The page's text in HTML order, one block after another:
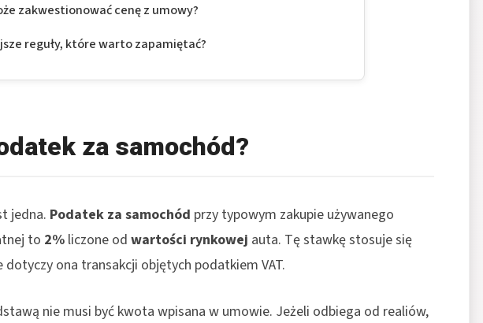
zakwestionować cenę z umowy?
reguły, które warto zapamiętać?
za samochód?
jedna. Podatek za samochód przy typowym zakupie używanego
to 2% liczone od wartości rynkowej auta. Tę stawkę stosuje się
dotyczy ona transakcji objętych podatkiem VAT.
nie musi być kwota wpisana w umowie. Jeżeli odbiega od realiów,